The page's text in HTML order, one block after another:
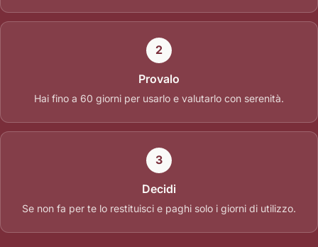
2
Provalo
Hai fino a 60 giorni per usarlo e valutarlo con serenità.
3
Decidi
Se non fa per te lo restituisci e paghi solo i giorni di utilizzo.